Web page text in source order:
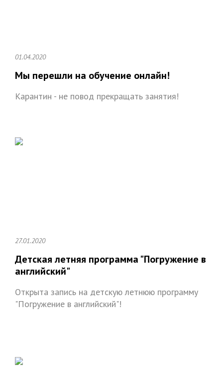
01.04.2020
Мы перешли на обучение онлайн!
Карантин - не повод прекращать занятия!
27.01.2020
Детская летняя программа "Погружение в
английский"
Открыта запись на детскую летнюю программу
"Погружение в английский"!